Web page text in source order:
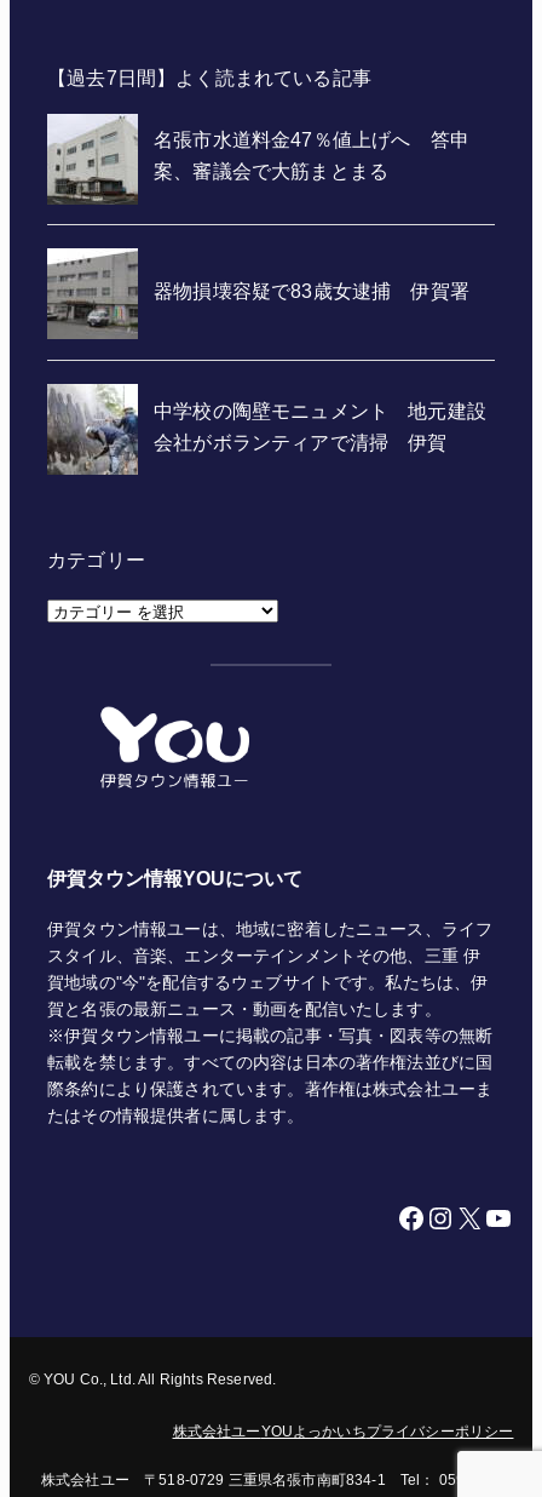
【過去7日間】よく読まれている記事
カテゴリー
カ
伊賀タウン情報YOUについて
伊賀タウン情報ユーは、地域に密着したニュース、ライフ
スタイル、音楽、エンターテインメントその他、三重 伊
賀地域の"今"を配信するウェブサイトです。私たちは、伊
賀と名張の最新ニュース・動画を配信いたします。
※伊賀タウン情報ユーに掲載の記事・写真・図表等の無断
転載を禁じます。すべての内容は日本の著作権法並びに国
際条約により保護されています。著作権は株式会社ユーま
たはその情報提供者に属します。
Facebook Instagram X YouTube
© YOU Co., Ltd. All Rights Reserved.
株式会社ユーYOUよっかいちプライバシーポリシー
株式会社ユー 〒518-0729 三重県名張市南町834-1 Tel： 0595-62-